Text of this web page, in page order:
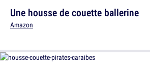
Une housse de couette ballerine
Amazon